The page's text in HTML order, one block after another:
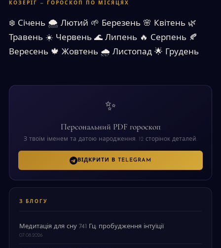
КОЗЕРІГ — ГОРОСКОП ПО МІСЯЦЯХ
❄️ Січень 🌨 Лютий 🌱 Березень 🌸 Квітень 🌿
Травень ☀️ Червень 🌊 Липень 🔥 Серпень 🍂
Вересень 🍁 Жовтень 🌧 Листопад 🌟 Грудень
✨
Персональний PDF гороскоп
З твоїм іменем та датою народження. 12 сторінок деталей.
ВІДКРИТИ В TELEGRAM
З БЛОГУ
Медитація для сну 741 Гц: пробудження інтуїції
07.08.2026